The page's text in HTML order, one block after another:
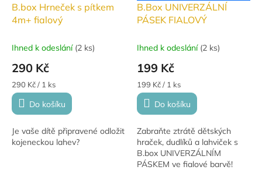
B.box Hrneček s pítkem
4m+ fialový
Ihned k odeslání (2 ks)
290 Kč
Měrná
cena:
290 Kč / 1 ks
Do košíku
Je vaše dítě připravené odložit
kojeneckou lahev?
B.Box UNIVERZÁLNÍ
PÁSEK FIALOVÝ
Ihned k odeslání (2 ks)
199 Kč
Měrná
cena:
199 Kč / 1 ks
Do košíku
Zabraňte ztrátě dětských
hraček, dudlíků a lahviček s
B.box UNIVERZÁLNÍM
PÁSKEM ve fialové barvě!